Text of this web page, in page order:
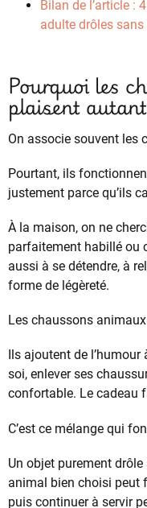
Bilan de l’article :
adulte drôles
Pourquoi les
plaisent
On associe souvent les
Pourtant, ils
justement parce qu’ils
À la maison, on ne
parfaitement habillé ou
aussi à se détendre, à
forme de légèreté.
Les chaussons
Ils ajoutent de
soi, enlever ses
confortable. Le cadeau
C’est ce mélange qui
Un objet purement
animal bien choisi peut
puis continuer à servir